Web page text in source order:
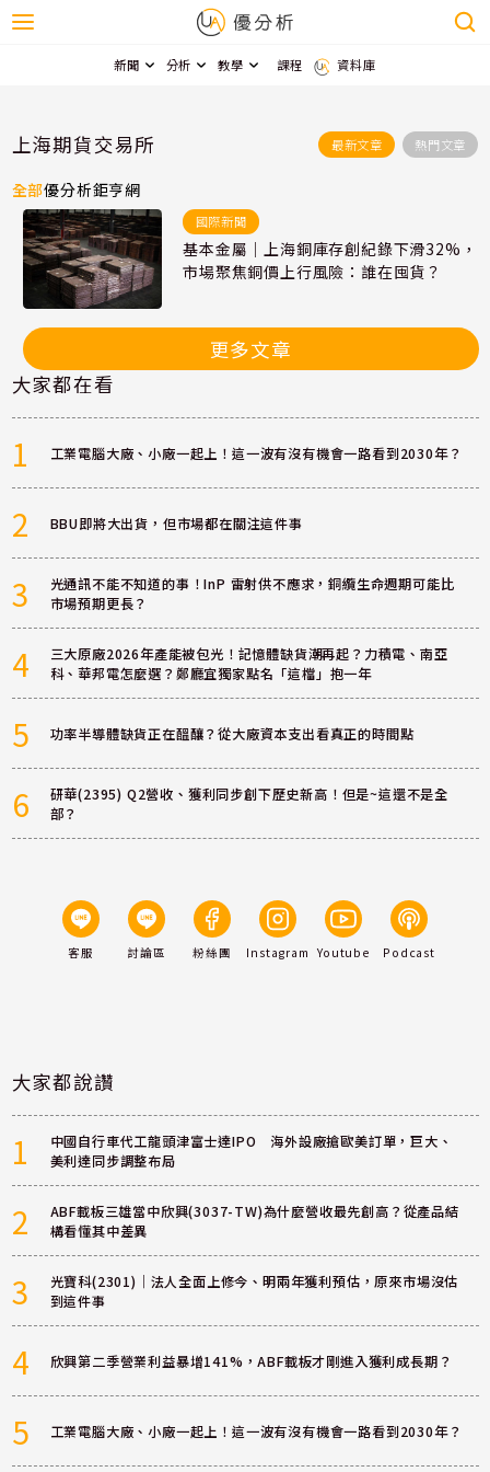
新聞 分析 教學 課程 資料庫
上海期貨交易所 最新文章 熱門文章
全部優分析鉅亨網
國際新聞
基本金屬｜上海銅庫存創紀錄下滑32%，
市場聚焦銅價上行風險：誰在囤貨？
更多文章
大家都在看
1 工業電腦大廠、小廠一起上！這一波有沒有機會一路看到2030年？
2 BBU即將大出貨，但市場都在關注這件事
3
光通訊不能不知道的事！InP 雷射供不應求，銅纜生命週期可能比
市場預期更長？
4
三大原廠2026年產能被包光！記憶體缺貨潮再起？力積電、南亞
科、華邦電怎麼選？鄭廳宜獨家點名「這檔」抱一年
5 功率半導體缺貨正在醞釀？從大廠資本支出看真正的時間點
6
研華(2395) Q2營收、獲利同步創下歷史新高！但是~這還不是全
部？
客服 討論區 粉絲團 Instagram Youtube Podcast
大家都說讚
1
中國自行車代工龍頭津富士達IPO 海外設廠搶歐美訂單，巨大、
美利達同步調整布局
2
ABF載板三雄當中欣興(3037-TW)為什麼營收最先創高？從產品結
構看懂其中差異
3
光寶科(2301)｜法人全面上修今、明兩年獲利預估，原來市場沒估
到這件事
4 欣興第二季營業利益暴增141%，ABF載板才剛進入獲利成長期？
5 工業電腦大廠、小廠一起上！這一波有沒有機會一路看到2030年？